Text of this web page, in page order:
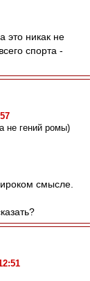
это никак не
спорта -
не гений ромы)
смысле.